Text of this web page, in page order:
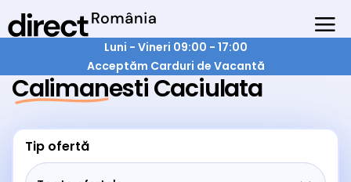
Luni - Vineri 09:00 - 17:00
Acceptăm Carduri de Vacantă
Calimanesti Caciulata
Tip ofertă